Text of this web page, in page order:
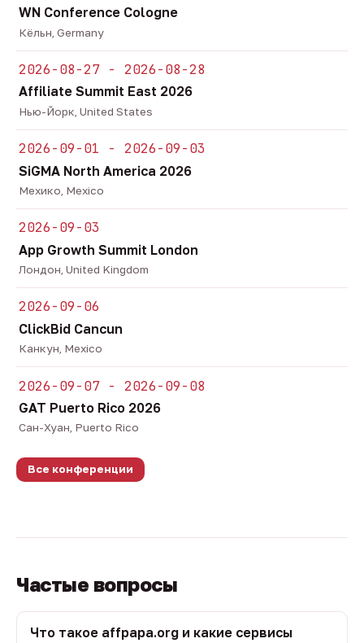
WN Conference Cologne
Кёльн, Germany
2026-08-27 - 2026-08-28
Affiliate Summit East 2026
Нью-Йорк, United States
2026-09-01 - 2026-09-03
SiGMA North America 2026
Мехико, Mexico
2026-09-03
App Growth Summit London
Лондон, United Kingdom
2026-09-06
ClickBid Cancun
Канкун, Mexico
2026-09-07 - 2026-09-08
GAT Puerto Rico 2026
Сан-Хуан, Puerto Rico
Все конференции
Частые вопросы
Что такое affpapa.org и какие сервисы